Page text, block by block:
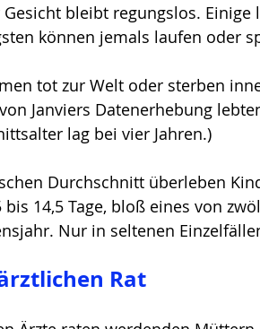
bleibt regungslos.
können jemals laufen oder
tot zur Welt oder sterben
Janviers Datenerhebung
lag bei vier Jahren.)
Durchschnitt überleben
bis 14,5 Tage, bloß eines von
Nur in seltenen
Rat